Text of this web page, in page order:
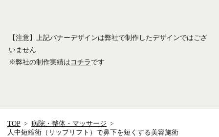
【注意】上記バナーデザインは弊社で制作したデザインではござ
いません
※弊社の制作実績はコチラです
TOP
病院・整体・マッサージ
人中短縮術（リップリフト）で鼻下を短くする美容施術